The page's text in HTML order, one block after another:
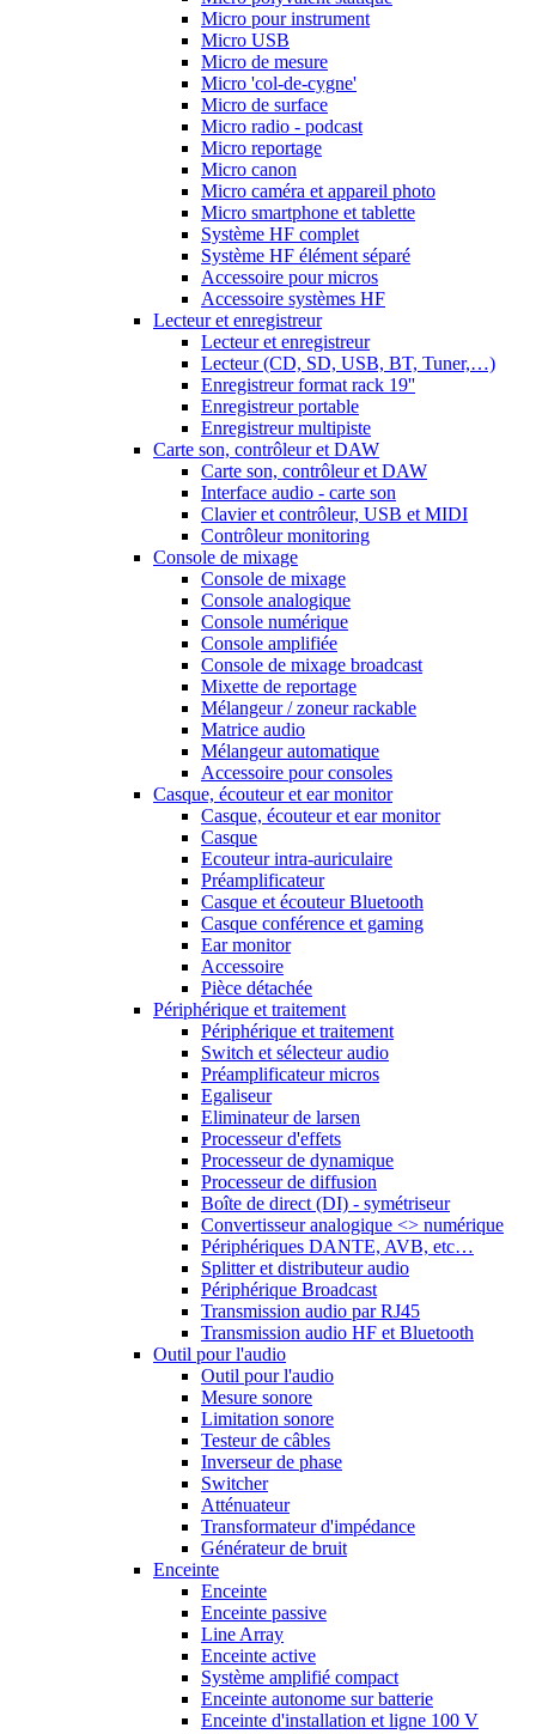
Micro pour instrument
Micro USB
Micro de mesure
Micro 'col-de-cygne'
Micro de surface
Micro radio - podcast
Micro reportage
Micro canon
Micro caméra et appareil photo
Micro smartphone et tablette
Système HF complet
Système HF élément séparé
Accessoire pour micros
Accessoire systèmes HF
Lecteur et enregistreur
Lecteur et enregistreur
Lecteur (CD, SD, USB, BT, Tuner,…)
Enregistreur format rack 19''
Enregistreur portable
Enregistreur multipiste
Carte son, contrôleur et DAW
Carte son, contrôleur et DAW
Interface audio - carte son
Clavier et contrôleur, USB et MIDI
Contrôleur monitoring
Console de mixage
Console de mixage
Console analogique
Console numérique
Console amplifiée
Console de mixage broadcast
Mixette de reportage
Mélangeur / zoneur rackable
Matrice audio
Mélangeur automatique
Accessoire pour consoles
Casque, écouteur et ear monitor
Casque, écouteur et ear monitor
Casque
Ecouteur intra-auriculaire
Préamplificateur
Casque et écouteur Bluetooth
Casque conférence et gaming
Ear monitor
Accessoire
Pièce détachée
Périphérique et traitement
Périphérique et traitement
Switch et sélecteur audio
Préamplificateur micros
Egaliseur
Eliminateur de larsen
Processeur d'effets
Processeur de dynamique
Processeur de diffusion
Boîte de direct (DI) - symétriseur
Convertisseur analogique <> numérique
Périphériques DANTE, AVB, etc…
Splitter et distributeur audio
Périphérique Broadcast
Transmission audio par RJ45
Transmission audio HF et Bluetooth
Outil pour l'audio
Outil pour l'audio
Mesure sonore
Limitation sonore
Testeur de câbles
Inverseur de phase
Switcher
Atténuateur
Transformateur d'impédance
Générateur de bruit
Enceinte
Enceinte
Enceinte passive
Line Array
Enceinte active
Système amplifié compact
Enceinte autonome sur batterie
Enceinte d'installation et ligne 100 V